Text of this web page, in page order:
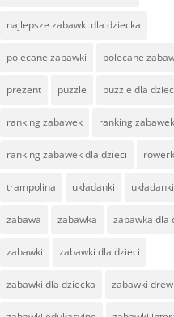
najlepsze zabawki dla dziecka
polecane zabawki polecane
prezent puzzle puzzle dla
ranking zabawek ranking
ranking zabawek dla dzieci
trampolina układanki
zabawa zabawka zabawka dla
zabawki zabawki dla dzieci
zabawki dla dziecka zabawki